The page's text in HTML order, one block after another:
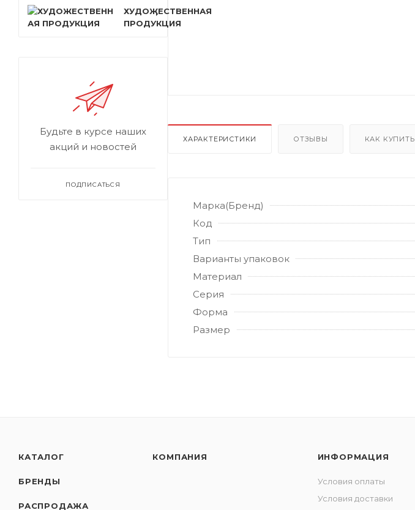
ХАРАКТЕРИСТИКИ ОТЗЫВЫ КАК КУПИТЬ
Марка(Бренд)
Код
Тип
Варианты упаковок
Материал
Серия
Форма
Размер
ХУДОЖЕСТВЕННАЯ
ПРОДУКЦИЯ
Будьте в курсе наших
акций и новостей
ПОДПИСАТЬСЯ
КАТАЛОГ
БРЕНДЫ
РАСПРОДАЖА
КОМПАНИЯ ИНФОРМАЦИЯ
Условия оплаты
Условия доставки